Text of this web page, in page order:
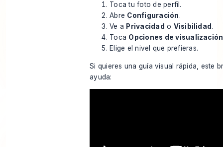
Toca tu foto de perfil.
Abre Configuración.
Ve a Privacidad o Visibilidad .
Toca Opciones de
Elige el nivel que prefieras.
Si quieres una guía visual rápida, este
ayuda: